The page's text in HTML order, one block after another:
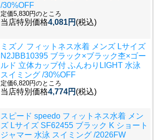
/30%OFF
定価5,830円のところ
当店特別価格4,081円 (税込)
ミズノ フィットネス水着 メンズ Lサイズ
N2JBB10395 ブラック×ブラック杢×ゴー
ルド 立体カップ付 ふんわりLIGHT 水泳
スイミング /30%OFF
定価6,820円のところ
当店特別価格4,774円 (税込)
スピード speedo フィットネス水着 メン
ズ Lサイズ SF62455 ブラック K ショート
ジャマー 水泳 スイミング /2026FW